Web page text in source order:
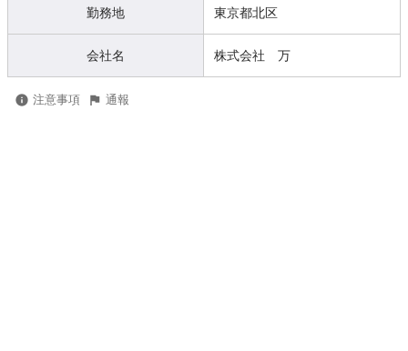
勤務地 東京都北区
会社名 株式会社 万
注意事項 通報